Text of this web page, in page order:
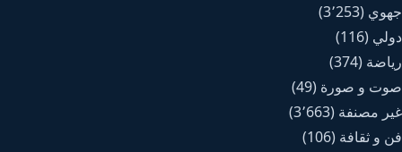
جهوي (3٬253)
دولي (116)
رياضة (374)
صوت و صورة (49)
غير مصنفة (3٬663)
فن و ثقافة (106)